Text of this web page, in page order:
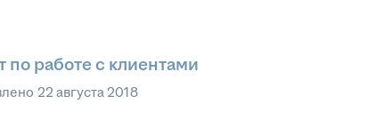
по работе с клиентами
22 августа 2018